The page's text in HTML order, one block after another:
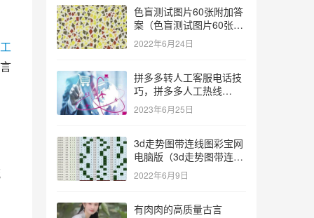
工
色盲测试图片60张附加答
案（色盲测试图片60张复
杂）
2022年6月24日
拼多多转人工客服电话技
巧，拼多多人工热线
9541344？
2023年6月25日
3d走势图带连线图彩宝网
电脑版（3d走势图带连线
图彩宝网手机版）
2022年6月9日
有肉肉的高质量古言